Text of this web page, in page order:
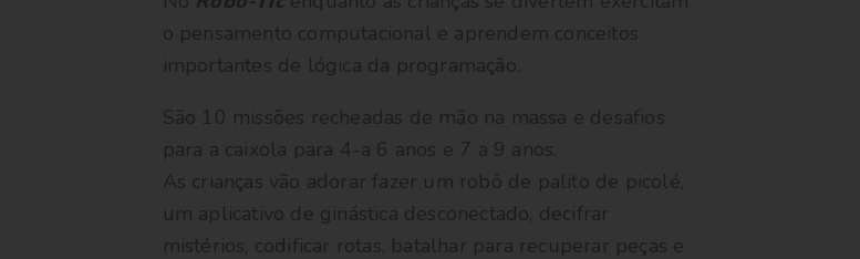
o pensamento computacional e aprendem conceitos
importantes de lógica da programação.
São 10 missões recheadas de mão na massa e desafios
para a caixola para 4-a 6 anos e 7 a 9 anos.
As crianças vão adorar fazer um robô de palito de picolé,
um aplicativo de ginástica desconectado, decifrar
mistérios, codificar rotas, batalhar para recuperar peças e